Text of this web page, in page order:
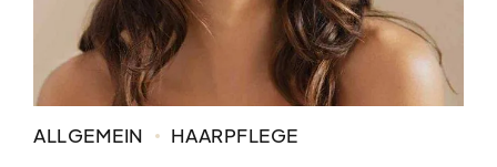
ALLGEMEIN HAARPFLEGE